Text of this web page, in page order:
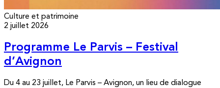
Culture et patrimoine
2 juillet 2026
Programme Le Parvis – Festival
d’Avignon
Du 4 au 23 juillet, Le Parvis – Avignon, un lieu de dialogue